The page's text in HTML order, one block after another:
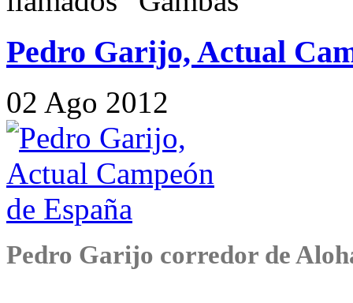
Pedro Garijo, Actual
02 Ago 2012
Pedro Garijo corredor de